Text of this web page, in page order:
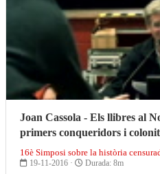
Joan Cassola - Els llibres al
primers conqueridors i
16è Simposi sobre la història
19-11-2016 · Durada: 8m